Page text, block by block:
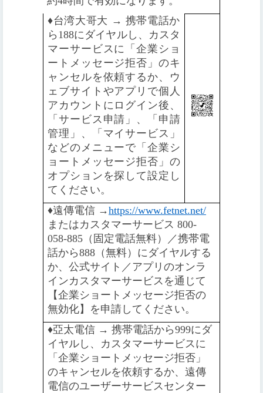
♦️台湾大哥大 → 携帯電話か
ら188にダイヤルし、カスタ
マーサービスに「企業ショ
ートメッセージ拒否」のキ
ャンセルを依頼するか、ウ
ェブサイトやアプリで個人
アカウントにログイン後、
「サービス申請」、「申請
管理」、「マイサービス」
などのメニューで「企業シ
ョートメッセージ拒否」の
オプションを探して設定し
てください。
♦️遠傳電信 →https://www.fetnet.net/
またはカスタマーサービス 800-
058-885（固定電話無料）／携帯電
話から888（無料）にダイヤルする
か、公式サイト／アプリのオンラ
インカスタマーサービスを通じて
【企業ショートメッセージ拒否の
無効化】を申請してください。
♦️️亞太電信 → 携帯電話から999にダ
イヤルし、カスタマーサービスに
「企業ショートメッセージ拒否」
のキャンセルを依頼するか、遠傳
電信のユーザーサービスセンター